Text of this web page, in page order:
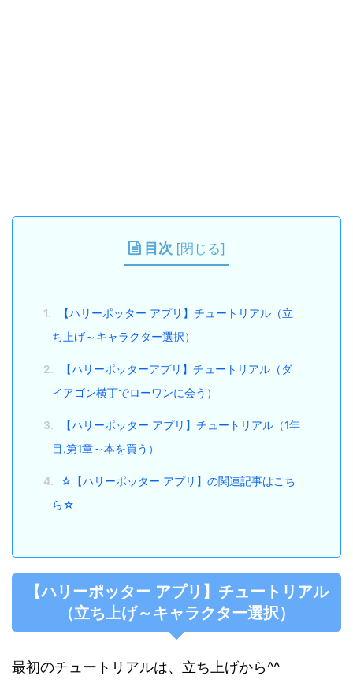
目次 [閉じる]
1.
【ハリーポッター アプリ】チュートリアル（立
ち上げ～キャラクター選択）
2.
【ハリーポッターアプリ】チュートリアル（ダ
イアゴン横丁でローワンに会う）
3.
【ハリーポッター アプリ】チュートリアル（1年
目.第1章～本を買う）
4.
☆【ハリーポッター アプリ】の関連記事はこち
ら☆
【ハリーポッター アプリ】チュートリアル
（立ち上げ～キャラクター選択）
最初のチュートリアルは、立ち上げから^^